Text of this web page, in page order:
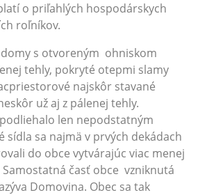
o priľahlých hospodárskych
roľníkov.
s otvoreným ohniskom
tehly, pokryté otepmi slamy
najskôr stavané
už aj z pálenej tehly.
len nepodstatným
sídla sa najmä v prvých dekádach
do obce vytvárajúc viac menej
časť obce vzniknutá
Domovina. Obec sa tak